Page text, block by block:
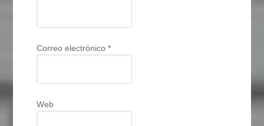
Correo electrónico*
Web